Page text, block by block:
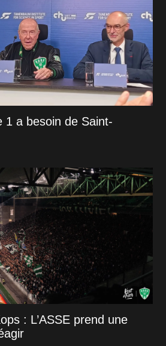
1 a besoin de Saint-
: L’ASSE prend une